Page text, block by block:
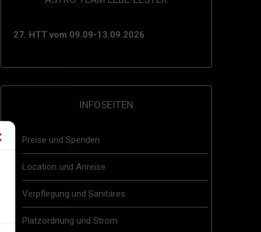
27. HTT vom 09.09-13.09.2026
INFOSEITEN
Preise und Spenden
Location und Anreise
Verpflegung und Sanitäres
Platzordnung und Strom